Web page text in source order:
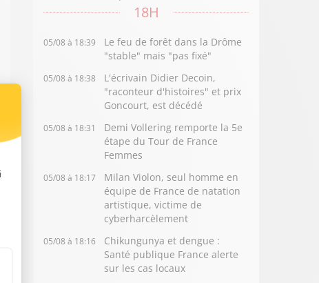
18H
05/08 à 18:39
Le feu de forêt dans la Drôme
"stable" mais "pas fixé"
05/08 à 18:38
L'écrivain Didier Decoin,
"raconteur d'histoires" et prix
Goncourt, est décédé
05/08 à 18:31
Demi Vollering remporte la 5e
étape du Tour de France
Femmes
05/08 à 18:17
Milan Violon, seul homme en
équipe de France de natation
artistique, victime de
cyberharcèlement
05/08 à 18:16
Chikungunya et dengue :
Santé publique France alerte
sur les cas locaux